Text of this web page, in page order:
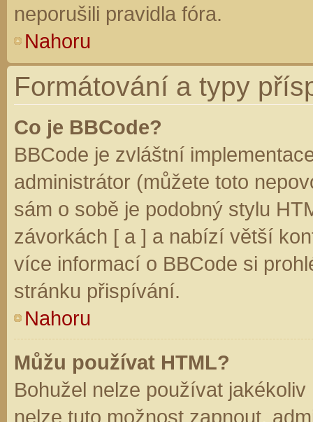
neporušili pravidla fóra.
Nahoru
Formátování a typy
Co je BBCode?
BBCode je zvláštní
administrátor (můžete toto
sám o sobě je podobný stylu
závorkách [ a ] a nabízí větší
více informací o BBCode si
stránku přispívání.
Nahoru
Můžu používat HTML?
Bohužel nelze používat
nelze tuto možnost zapnout,